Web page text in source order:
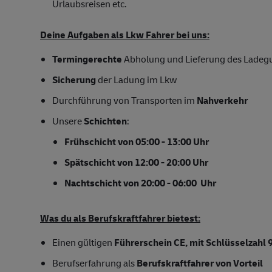
Urlaubsreisen etc.
Deine Aufgaben als Lkw Fahrer bei uns:
TermingerechteAbholung und Lieferung des
Sicherung der Ladung im Lkw
Durchführung von Transporten im Nahverkehr
UnsereSchichten:
Frühschicht von 05:00 - 13:00 Uhr
Spätschicht von 12:00 - 20:00 Uhr
Nachtschicht von 20:00 - 06:00 Uhr
Was du als Berufskraftfahrer bietest:
Einen gültigen Führerschein CE, mit Schlüsselzahl
Berufserfahrung alsBerufskraftfahrer von Vorteil